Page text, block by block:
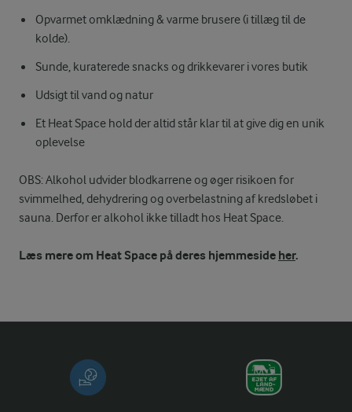
Opvarmet omklædning & varme brusere (i tillæg til de
kolde).
Sunde, kuraterede snacks og drikkevarer i vores butik
Udsigt til vand og natur
Et Heat Space hold der altid står klar til at give dig en unik
oplevelse
OBS: Alkohol udvider blodkarrene og øger risikoen for
svimmelhed, dehydrering og overbelastning af kredsløbet i
sauna. Derfor er alkohol ikke tilladt hos Heat Space.
Læs mere om Heat Space på deres hjemmeside her.